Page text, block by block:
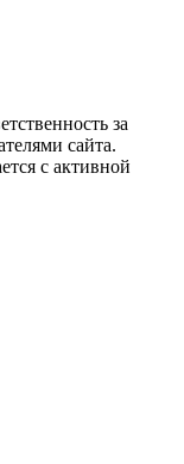
за
сайта.
с активной